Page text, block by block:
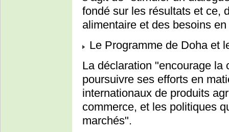
fondé sur les résultats et ce,
alimentaire et des besoins
Le Programme de Doha et
La déclaration "encourage la
poursuivre ses efforts en
internationaux de produits
commerce, et les politiques
marchés".